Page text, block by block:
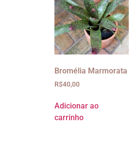
Bromélia Marmorata
R$40,00
Adicionar ao
carrinho